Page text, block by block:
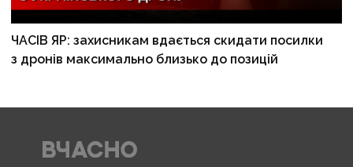
ЧАСІВ ЯР: захисникам вдається скидати посилки
з дронів максимально близько до позицій